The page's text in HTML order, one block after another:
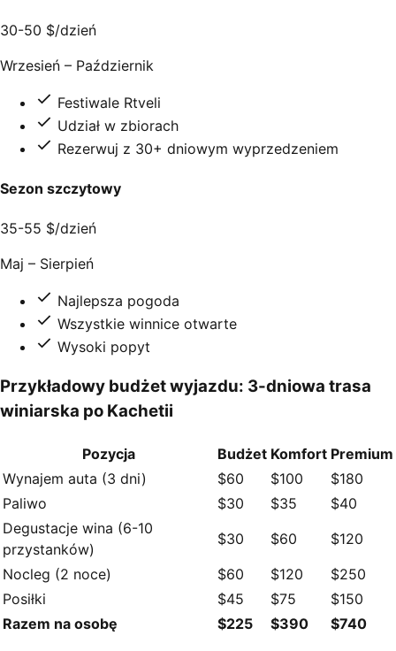
30-50 $/dzień
Wrzesień – Październik
Festiwale Rtveli
Udział w zbiorach
Rezerwuj z 30+ dniowym wyprzedzeniem
Sezon szczytowy
35-55 $/dzień
Maj – Sierpień
Najlepsza pogoda
Wszystkie winnice otwarte
Wysoki popyt
Przykładowy budżet wyjazdu: 3-dniowa trasa
winiarska po Kachetii
Pozycja Budżet Komfort Premium
Wynajem auta (3 dni)
$60 $100
$180
Paliwo
$30 $35
$40
Degustacje wina (6-10
przystanków)
$30 $60
$120
Nocleg (2 noce)
$60 $120
$250
Posiłki
$45 $75
$150
Razem na osobę
$225 $390 $740